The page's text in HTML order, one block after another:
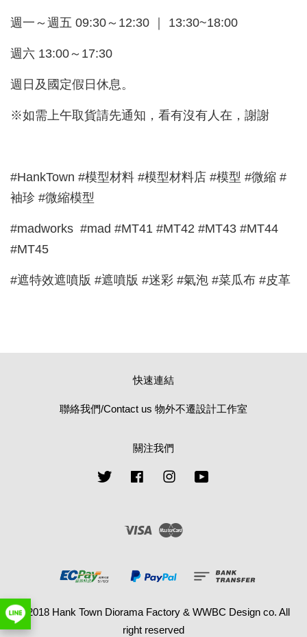
週一～週五 09:30～12:30 ｜ 13:30~18:00
週六 13:00～17:30
週日及國定假日休息。
※如需上午取貨請先通知，看有沒有人在，謝謝
#HankTown #模型材料 #模型材料店 #模型 #微縮 #
袖珍 #微縮模型
#madworks #mad #MT41 #MT42 #MT43 #MT44
#MT45
#遮特效遮噴版 #遮噴版 #迷彩 #氣泡 #菜瓜布 #皮革
快速連結
聯絡我們/Contact us 物外不遷設計工作室
關注我們
Twitter FacebookInstagram
Visa
© 2018 Hank Town Diorama Factory & WWBC Design co. All
right reserved